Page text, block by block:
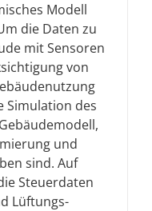
Modell
die Daten zu
mit Sensoren
von
Simulation des
und
sind. Auf
Steuerdaten
Lüftungs-